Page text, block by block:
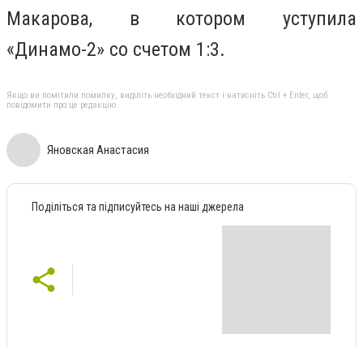
Макарова, в котором уступила
«Динамо-2» со счетом 1:3.
Якщо ви помітили помилку, виділіть необхідний текст і натисніть Ctrl + Enter, щоб
повідомити про це редакцію
Яновская Анастасия
Поділіться та підписуйтесь на наші джерела